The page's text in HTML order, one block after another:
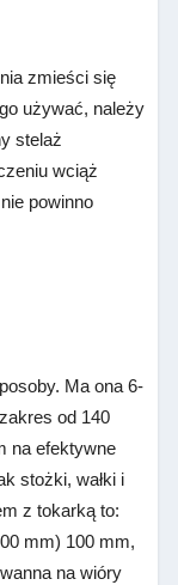
zmieści się
używać, należy
stelaż
wciąż
powinno
Ma ona 6-
od 140
na efektywne
stożki, wałki i
z tokarką to:
mm) 100 mm,
na wióry